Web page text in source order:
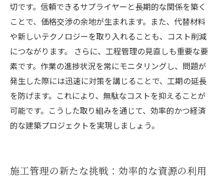
切です。信頼できるサプライヤーと長期的な関係を築く
ことで、価格交渉の余地が生まれます。また、代替材料
や新しいテクノロジーを取り入れることも、コスト削減
につながります。 さらに、工程管理の見直しも重要な要
素です。作業の進捗状況を常にモニタリングし、問題が
発生した際には迅速に対策を講じることで、工期の延長
を防げます。これにより、無駄なコストを抑えることが
可能です。こうした取り組みを通じて、効率的かつ経済
的な建築プロジェクトを実現しましょう。
施工管理の新たな挑戦：効率的な資源の利用